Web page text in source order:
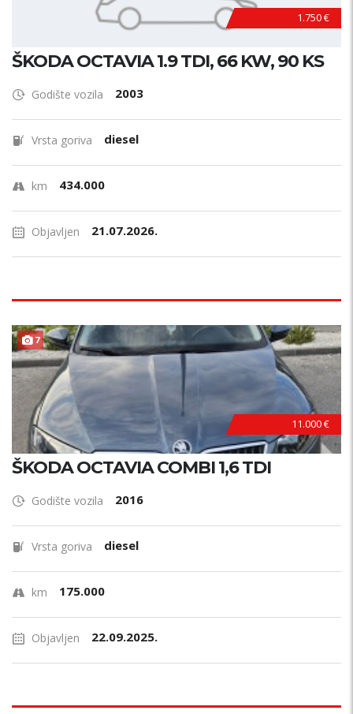
1.750 €
ŠKODA OCTAVIA 1.9 TDI, 66 KW, 90 KS
Godište vozila 2003
Vrsta goriva diesel
km 434.000
Objavljen 21.07.2026.
7
11.000 €
ŠKODA OCTAVIA COMBI 1,6 TDI
Godište vozila 2016
Vrsta goriva diesel
km 175.000
Objavljen 22.09.2025.